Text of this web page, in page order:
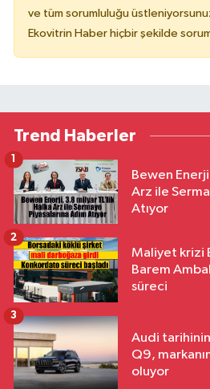
ve tüm sorumluluğu
Ekovitrin Haber hiçbir şekilde
Trend Haberler
Bewen
Arz ile
Atıyor
1
Maliyet krizi
Barem
süreci
2
Audi
Q9,
oluyor
3